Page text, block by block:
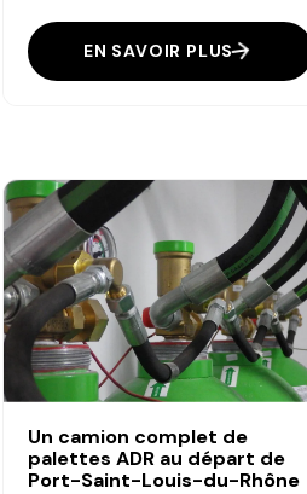
EN SAVOIR PLUS
Un camion complet de
palettes ADR au départ de
Port-Saint-Louis-du-Rhône